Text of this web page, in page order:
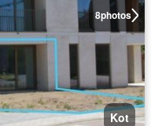
8photos
Kot